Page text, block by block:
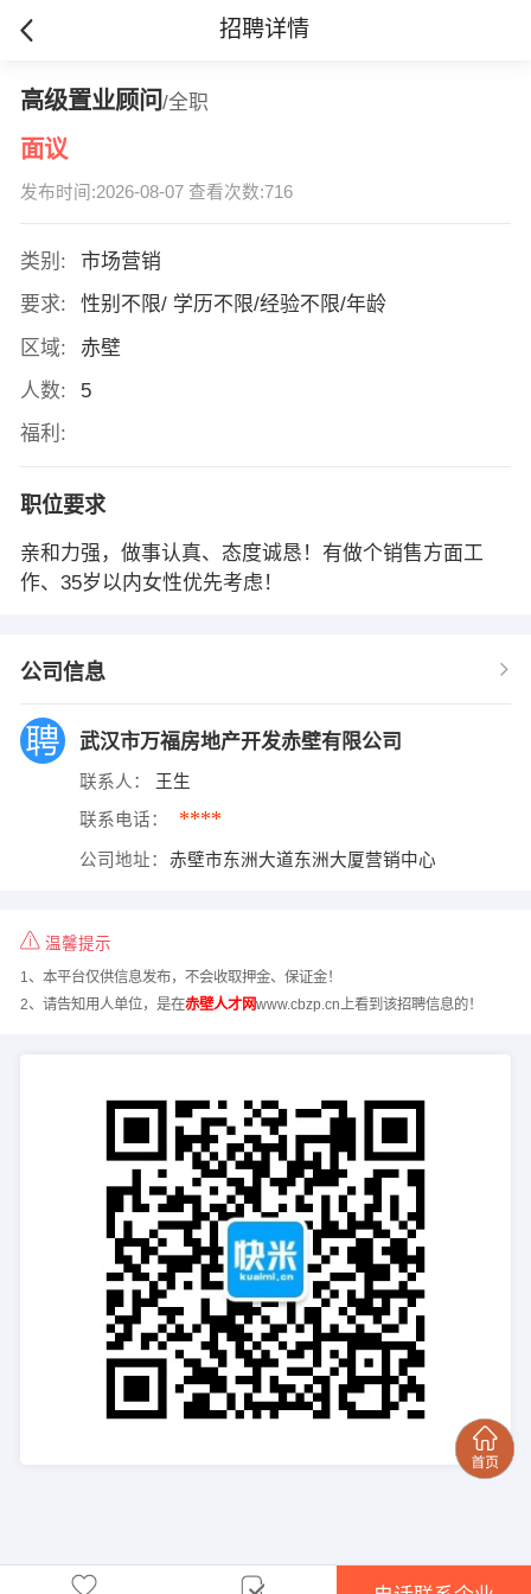
招聘详情
高级置业顾问/全职
面议
发布时间:2026-08-07 查看次数:716
类别:
市场营销
要求:
性别不限/ 学历不限/经验不限/年龄
区域:
赤壁
人数:
5
福利:
职位要求
亲和力强，做事认真、态度诚恳！有做个销售方面工
作、35岁以内女性优先考虑！
公司信息
武汉市万福房地产开发赤壁有限公司
联系人： 王生
联系电话： ****
公司地址： 赤壁市东洲大道东洲大厦营销中心
温馨提示
1、本平台仅供信息发布，不会收取押金、保证金！
2、请告知用人单位，是在赤壁人才网www.cbzp.cn上看到该招聘信息的！